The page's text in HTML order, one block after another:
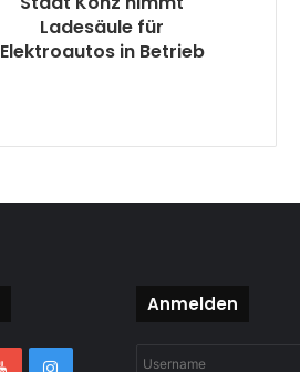
Ladesäule für
Elektroautos in Betrieb
Anmelden